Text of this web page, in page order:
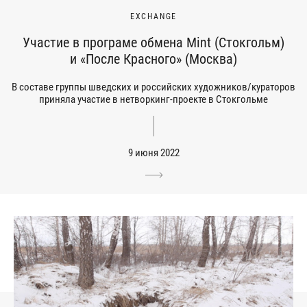
EXCHANGE
Участие в програме обмена Mint (Стокгольм)
и «После Красного» (Москва)
В составе группы шведских и российских художников/кураторов
приняла участие в нетворкинг-проекте в Стокгольме
9 июня 2022